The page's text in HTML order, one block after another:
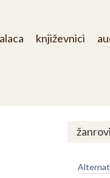
književnici
žanrovi